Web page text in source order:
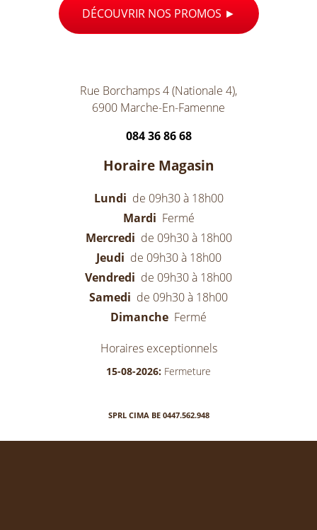
DÉCOUVRIR NOS PROMOS
Rue Borchamps 4 (Nationale 4),
6900 Marche-En-Famenne
084 36 86 68
Horaire Magasin
Lundi de 09h30 à 18h00
Mardi Fermé
Mercredi de 09h30 à 18h00
Jeudi de 09h30 à 18h00
Vendredi de 09h30 à 18h00
Samedi de 09h30 à 18h00
Dimanche Fermé
Horaires exceptionnels
15-08-2026: Fermeture
SPRL CIMA BE 0447.562.948